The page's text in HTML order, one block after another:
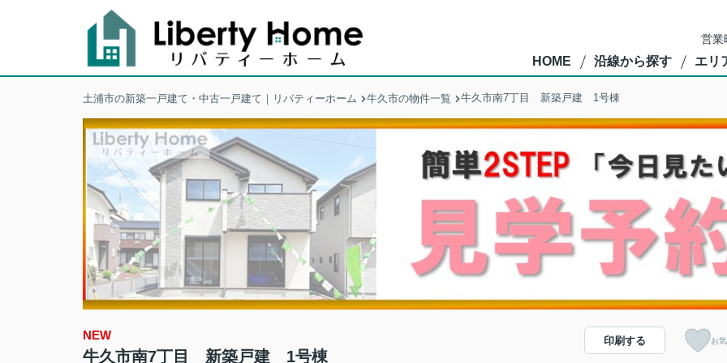
営
HOME 沿線から探す エリ
土浦市の新築一戸建て・中古一戸建て｜リバティーホーム 牛久市の物件一覧 牛久市南7丁目 新築戸建 1号棟
NEW
牛久市南7丁目 新築戸建 1号棟
印刷する お